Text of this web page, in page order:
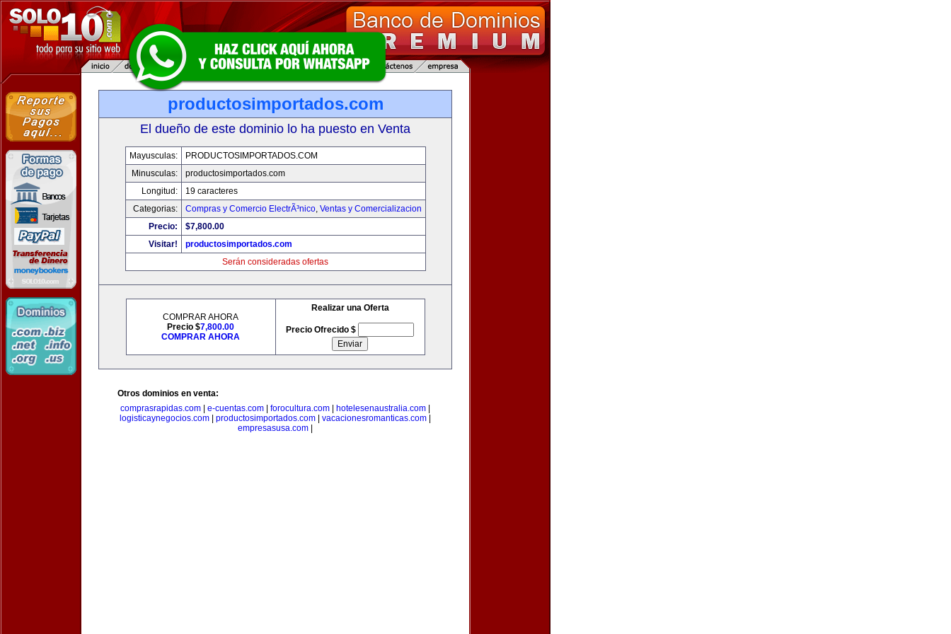
productosimportados.com
El dueño de este dominio lo ha puesto en Venta
Mayusculas:
PRODUCTOSIMPORTADOS.COM
Minusculas:
productosimportados.com
Longitud:
19 caracteres
Categorias:
Compras y Comercio ElectrÃ³nico, Ventas y Comercializacion
Precio:
$7,800.00
Visitar!
productosimportados.com
Serán consideradas ofertas
COMPRAR AHORA
Precio $7,800.00
COMPRAR AHORA
Realizar una Oferta
Precio Ofrecido $
Otros dominios en venta:
comprasrapidas.com
e-cuentas.com forocultura.com hotelesenaustralia.com
logisticaynegocios.com
productosimportados.com vacacionesromanticas.com
empresasusa.com